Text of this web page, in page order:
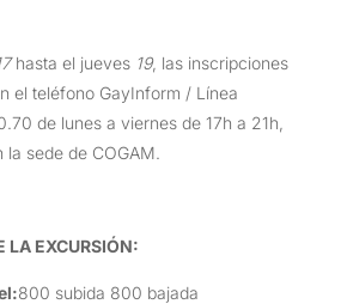
hasta el jueves 19, las inscripciones
el teléfono GayInform / Línea
de lunes a viernes de 17h a 21h,
sede de COGAM.
LA EXCURSIÓN:
800 subida 800 bajada